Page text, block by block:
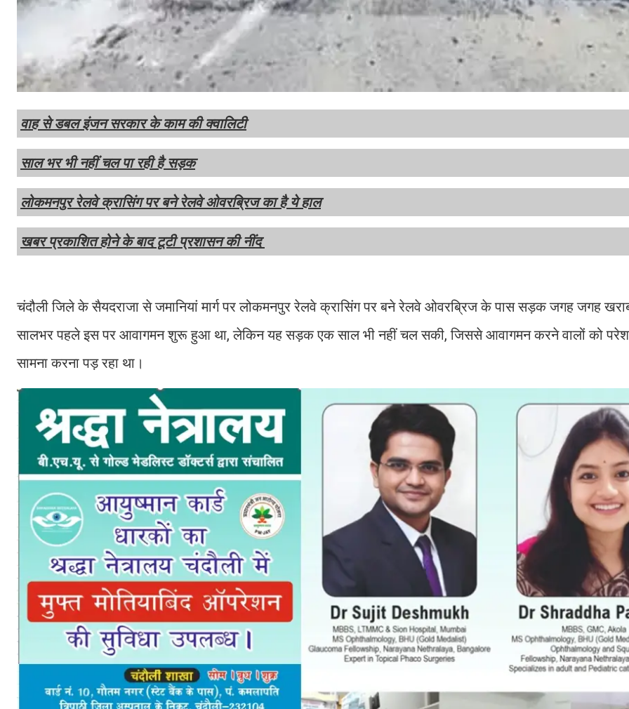
वाह से डबल इंजन सरकार के काम की क्वालिटी
साल भर भी नहीं चल पा रही है सड़क
लोकमनपुर रेलवे क्रासिंग पर बने रेलवे ओवरब्रिज का है ये हाल
खबर प्रकाशित होने के बाद टूटी प्रशासन की नींद
चंदौली जिले के सैयदराजा से जमानियां मार्ग पर लोकमनपुर रेलवे क्रासिंग पर बने रेलवे ओवरब्रिज के पास सड़क जगह जगह
सालभर पहले इस पर आवागमन शुरू हुआ था, लेकिन यह सड़क एक साल भी नहीं चल सकी, जिससे आवागमन करने वालों को
सामना करना पड़ रहा था।